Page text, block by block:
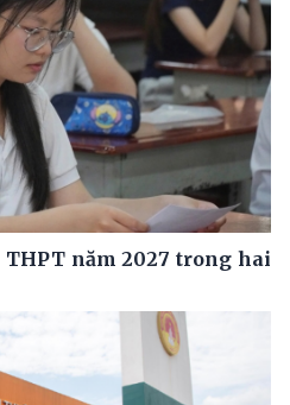
năm 2027 trong hai